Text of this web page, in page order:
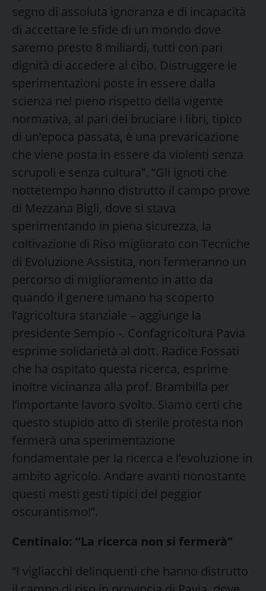
segno di assoluta ignoranza e di incapacità
di accettare le sfide di un mondo dove
saremo presto 8 miliardi, tutti con pari
dignità di accedere al cibo. Distruggere le
sperimentazioni poste in essere dalla
scienza nel pieno rispetto della vigente
normativa, al pari del bruciare i libri, tipico
di un’epoca passata, è una prevaricazione
che viene posta in essere da violenti senza
scrupoli e senza cultura”. “Gli ignoti che
nottetempo hanno distrutto il campo prove
di Mezzana Bigli, dove si stava
sperimentando in piena sicurezza, la
coltivazione di Riso migliorato con Tecniche
di Evoluzione Assistita, non fermeranno un
percorso di miglioramento in atto da
quando il genere umano ha scoperto
l’agricoltura stanziale – aggiunge la
presidente Sempio -. Confagricoltura Pavia
esprime solidarietà al dott. Radice Fossati
che ha ospitato questa ricerca, esprime
inoltre vicinanza alla prof. Brambilla per
l’importante lavoro svolto. Siamo certi che
questo stupido atto di sterile protesta non
fermerà una sperimentazione
fondamentale per la ricerca e l’evoluzione in
ambito agricolo. Andare avanti nonostante
questi mesti gesti tipici del peggior
oscurantismo!”.
Centinaio: “La ricerca non si fermerà”
“I vigliacchi delinquenti che hanno distrutto